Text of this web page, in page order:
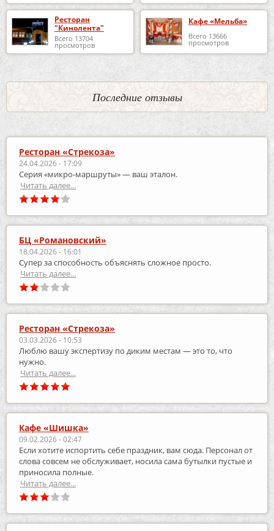
Ресторан
"Кинолента"
Всего 13704
просмотров
Кафе «Мельба»
Всего 13666
просмотров
Последние отзывы
Ресторан «Стрекоза»
24.04.2026 - 17:09
Серия «микро‑маршруты» — ваш эталон.
Читать далее...
БЦ «Романовский»
18.04.2026 - 16:01
Супер за способность объяснять сложное просто.
Читать далее...
Ресторан «Стрекоза»
03.03.2026 - 10:53
Люблю вашу экспертизу по диким местам — это то, что
нужно.
Читать далее...
Кафе «Шишка»
09.02.2026 - 02:47
Если хотите испортить себе праздник, вам сюда. Персонал от
слова совсем не обслуживает, носила сама бутылки пустые и
приносила полные.
Читать далее...